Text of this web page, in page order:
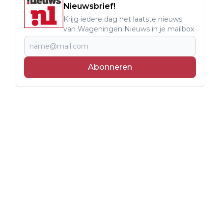
Nieuwsbrief!
Krijg iedere dag het laatste nieuws
van Wageningen Nieuws in je mailbox
Abonneren